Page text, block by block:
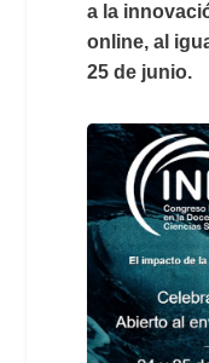
a la
online, al
25 de junio.